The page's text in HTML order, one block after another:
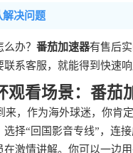
解决问题
办？ 番茄加速器有售后
系客服，就能得到快速
观看场景：番茄
来，作为海外球迷，你肯
选择“回国影音专线”，连
激情讲解。你可以一边